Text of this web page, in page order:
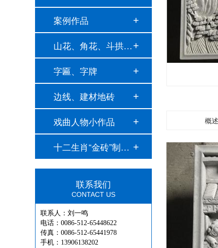
案例作品
山花、角花、斗拱、…
字匾、字牌
边线、建材地砖
戏曲人物小作品
十二生肖“金砖”制…
联系我们
CONTACT US
联系人：刘一鸣
电话：0086-512-65448622
传真：0086-512-65441978
手机：13906138202
概